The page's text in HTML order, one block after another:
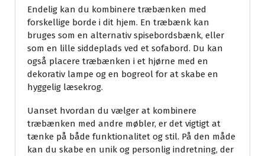
Endelig kan du kombinere træbænken med
forskellige borde i dit hjem. En træbænk kan
bruges som en alternativ spisebordsbænk, eller
som en lille siddeplads ved et sofabord. Du kan
også placere træbænken i et hjørne med en
dekorativ lampe og en bogreol for at skabe en
hyggelig læsekrog.
Uanset hvordan du vælger at kombinere
træbænken med andre møbler, er det vigtigt at
tænke på både funktionalitet og stil. På den måde
kan du skabe en unik og personlig indretning, der